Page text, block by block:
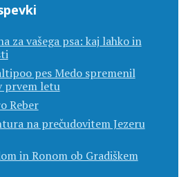
za vašega psa: kaj lahko in
pes Medo spremenil
prvem letu
Reber
na prečudovitem Jezeru
in Ronom ob Gradiškem